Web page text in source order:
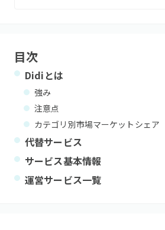
目次
Didi とは
強み
注意点
カテゴリ別市場マーケットシェア
代替サービス
サービス基本情報
運営サービス一覧